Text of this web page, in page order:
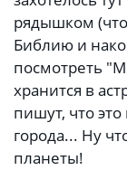
рядышком
Библию и
посмотреть
хранится в
пишут, что
города... Ну
планеты!